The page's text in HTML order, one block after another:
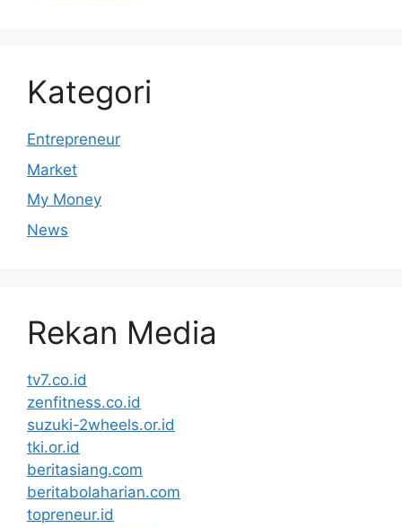
Kategori
Entrepreneur
Market
My Money
News
Rekan Media
tv7.co.id
zenfitness.co.id
suzuki-2wheels.or.id
tki.or.id
beritasiang.com
beritabolaharian.com
topreneur.id